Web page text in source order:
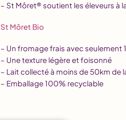
– St Môret® soutient les éleveurs à
St Môret Bio
– Un fromage frais avec seulement
– Une texture légère et foisonné
– Lait collecté à moins de 50km de
– Emballage 100% recyclable